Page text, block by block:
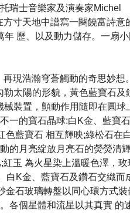
瑞士音樂家及演奏家Michel
寸天地中譜寫一闋饒富詩意
歷、以及動力儲存。一扇小
現浩瀚穹蒼觸動的奇思妙想
太陽的形貌，黃色藍寶石及
裝置，顫動作用隨即在圓球
一的寶石晶球:白K金、藍寶
色藍寶石 相互輝映;綠松石在
的月亮綻放月亮石的熒熒清輝
玉 為火星染上溫暖色澤，玫
白K金、藍寶石及鑽石交織而
金石玻璃轉盤以同心環方式裝
各個星體和流星以其真實 的